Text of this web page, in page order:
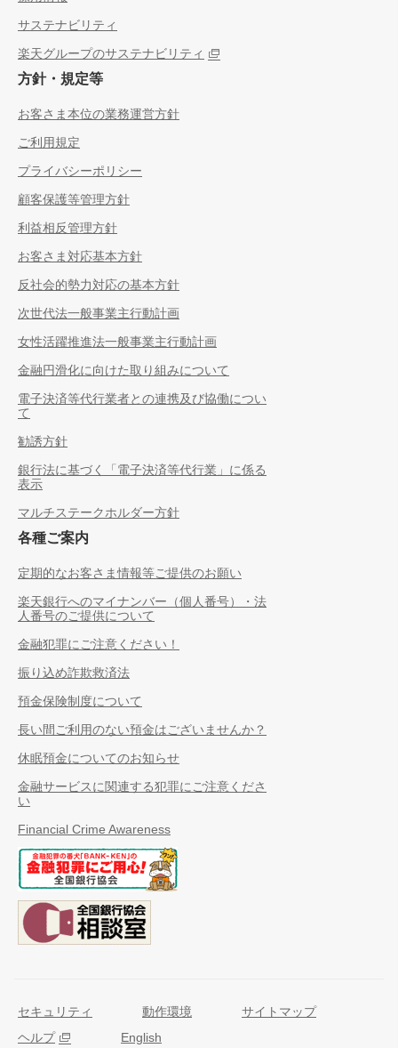
サステナビリティ
楽天グループのサステナビリティ
方針・規定等
お客さま本位の業務運営方針
ご利用規定
プライバシーポリシー
顧客保護等管理方針
利益相反管理方針
お客さま対応基本方針
反社会的勢力対応の基本方針
次世代法一般事業主行動計画
女性活躍推進法一般事業主行動計画
金融円滑化に向けた取り組みについて
電子決済等代行業者との連携及び協働につい
て
勧誘方針
銀行法に基づく「電子決済等代行業」に係る
表示
マルチステークホルダー方針
各種ご案内
定期的なお客さま情報等ご提供のお願い
楽天銀行へのマイナンバー（個人番号）・法
人番号のご提供について
金融犯罪にご注意ください！
振り込め詐欺救済法
預金保険制度について
長い間ご利用のない預金はございませんか？
休眠預金についてのお知らせ
金融サービスに関連する犯罪にご注意くださ
い
Financial Crime Awareness
セキュリティ 動作環境
サイトマップ
ヘルプ
English